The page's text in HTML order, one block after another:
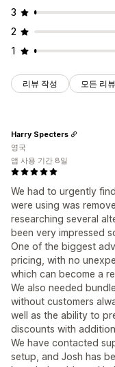
3
2
1
리뷰 작성 모든 리뷰
We had to urgently
were using was
researching several
been very impressed
One of the biggest
pricing, with no
which can become a
We also needed
without customers
well as the ability to
discounts with
We have contacted
setup, and Josh has
Harry Specters
영국
앱 사용 기간 8일